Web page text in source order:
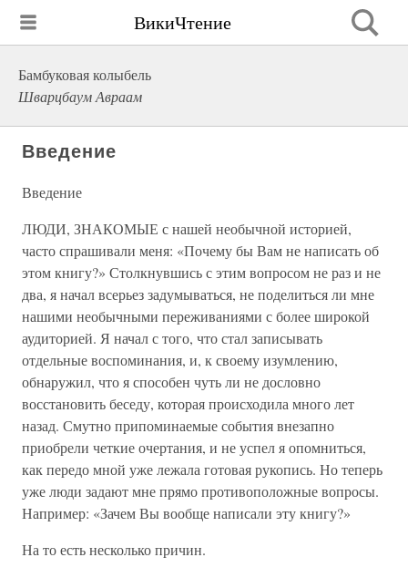
ВикиЧтение
Бамбуковая колыбель
Шварцбаум Авраам
Введение
Введение
ЛЮДИ, ЗНАКОМЫЕ с нашей необычной историей,
часто спрашивали меня: «Почему бы Вам не написать об
этом книгу?» Столкнувшись с этим вопросом не раз и не
два, я начал всерьез задумываться, не поделиться ли мне
нашими необычными переживаниями с более широкой
аудиторией. Я начал с того, что стал записывать
отдельные воспоминания, и, к своему изумлению,
обнаружил, что я способен чуть ли не дословно
восстановить беседу, которая происходила много лет
назад. Смутно припоминаемые события внезапно
приобрели четкие очертания, и не успел я опомниться,
как передо мной уже лежала готовая рукопись. Но теперь
уже люди задают мне прямо противоположные вопросы.
Например: «Зачем Вы вообще написали эту книгу?»
На то есть несколько причин.